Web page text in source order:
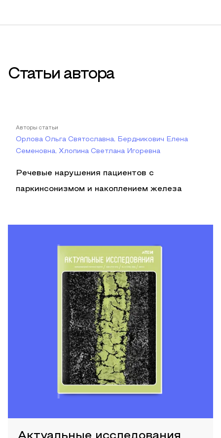
Статьи автора
Авторы статьи
Орлова Ольга Святославна, Бердникович Елена
Семеновна, Хлопина Светлана Игоревна
Речевые нарушения пациентов с
паркинсонизмом и накоплением железа